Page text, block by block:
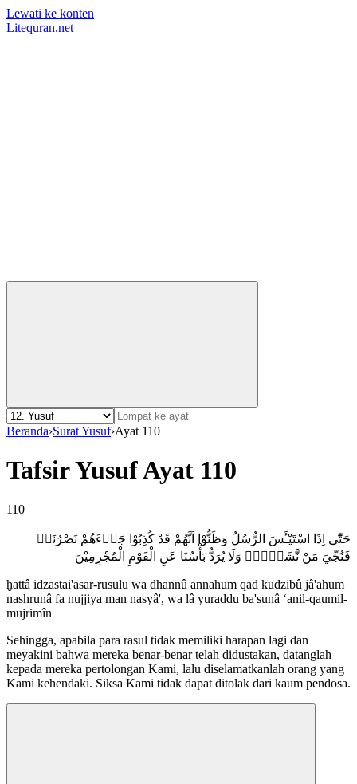
Lewati ke konten
Litequran.net
Beranda›Surat Yusuf›Ayat 110
Tafsir Yusuf Ayat 110
110
حَتّٰٓى اِذَا اسْتَيْـَٔسَ الرُّسُلُ وَظَنُّوْٓا اَنَّهُمْ قَدْ كُذِبُوْا جَاۤءَهُمْ نَصْرُنَاۙ
فَنُجِّيَ مَنْ نَّشَاۤءُۗ وَلَا يُرَدُّ بَأْسُنَا عَنِ الْقَوْمِ الْمُجْرِمِيْنَ
ḫattâ idzastai'asar-rusulu wa dhannû annahum qad kudzibû jâ'ahum
nashrunâ fa nujjiya man nasyâ', wa lâ yuraddu ba'sunâ ‘anil-qaumil-
mujrimîn
Sehingga, apabila para rasul tidak memiliki harapan lagi dan
meyakini bahwa mereka benar-benar telah didustakan, datanglah
kepada mereka pertolongan Kami, lalu diselamatkanlah orang yang
Kami kehendaki. Siksa Kami tidak dapat ditolak dari kaum pendosa.